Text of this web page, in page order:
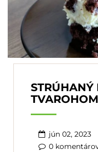
STRÚHANÝ
TVAROHOM
jún 02, 2023
0